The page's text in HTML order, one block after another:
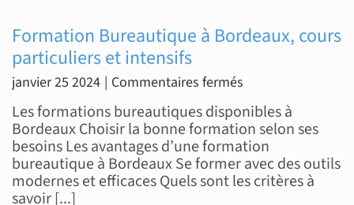
Formation Bureautique à Bordeaux, cours
particuliers et intensifs
janvier 25 2024 | Commentaires ferméssur
Formation
Bureautique
à
Bordeaux,
cours
Les formations bureautiques disponibles à
Bordeaux Choisir la bonne formation selon ses
besoins Les avantages d’une formation
bureautique à Bordeaux Se former avec des outils
modernes et efficaces Quels sont les critères à
savoir [...]